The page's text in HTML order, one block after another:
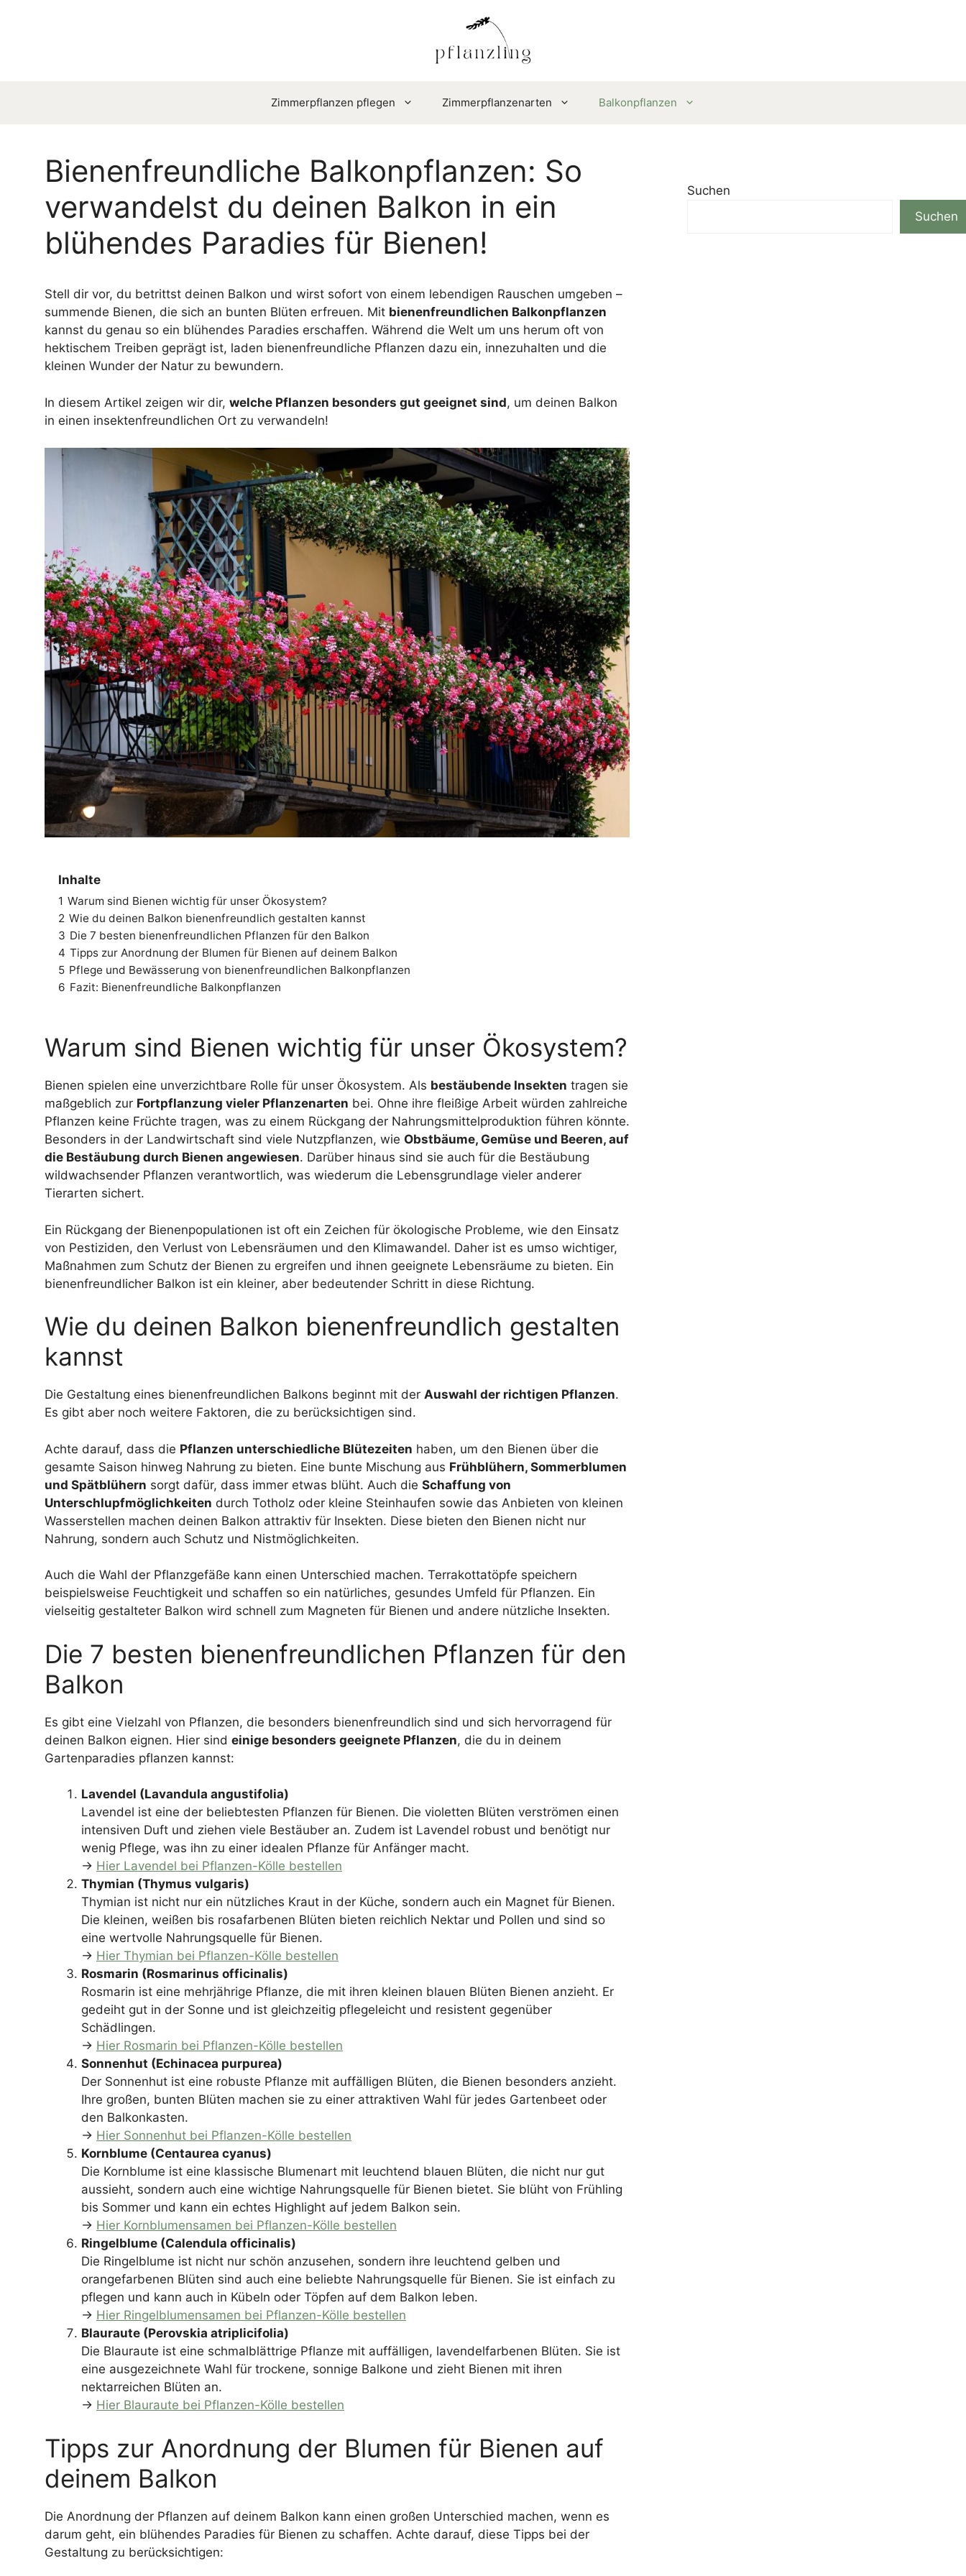
Zimmerpflanzen pflegen Zimmerpflanzenarten Balkonpflanzen
Bienenfreundliche Balkonpflanzen: So
verwandelst du deinen Balkon in ein
blühendes Paradies für Bienen!
Stell dir vor, du betrittst deinen Balkon und wirst sofort von einem lebendigen Rauschen umgeben –
summende Bienen, die sich an bunten Blüten erfreuen. Mit bienenfreundlichen Balkonpflanzen
kannst du genau so ein blühendes Paradies erschaffen. Während die Welt um uns herum oft von
hektischem Treiben geprägt ist, laden bienenfreundliche Pflanzen dazu ein, innezuhalten und die
kleinen Wunder der Natur zu bewundern.
In diesem Artikel zeigen wir dir, welche Pflanzen besonders gut geeignet sind, um deinen Balkon
in einen insektenfreundlichen Ort zu verwandeln!
Inhalte
1 Warum sind Bienen wichtig für unser Ökosystem?
2 Wie du deinen Balkon bienenfreundlich gestalten kannst
3 Die 7 besten bienenfreundlichen Pflanzen für den Balkon
4 Tipps zur Anordnung der Blumen für Bienen auf deinem Balkon
5 Pflege und Bewässerung von bienenfreundlichen Balkonpflanzen
6 Fazit: Bienenfreundliche Balkonpflanzen
Warum sind Bienen wichtig für unser Ökosystem?
Bienen spielen eine unverzichtbare Rolle für unser Ökosystem. Als bestäubende Insekten tragen sie
maßgeblich zur Fortpflanzung vieler Pflanzenarten bei. Ohne ihre fleißige Arbeit würden zahlreiche
Pflanzen keine Früchte tragen, was zu einem Rückgang der Nahrungsmittelproduktion führen könnte.
Besonders in der Landwirtschaft sind viele Nutzpflanzen, wie Obstbäume, Gemüse und Beeren, auf
die Bestäubung durch Bienen angewiesen. Darüber hinaus sind sie auch für die Bestäubung
wildwachsender Pflanzen verantwortlich, was wiederum die Lebensgrundlage vieler anderer
Tierarten sichert.
Ein Rückgang der Bienenpopulationen ist oft ein Zeichen für ökologische Probleme, wie den Einsatz
von Pestiziden, den Verlust von Lebensräumen und den Klimawandel. Daher ist es umso wichtiger,
Maßnahmen zum Schutz der Bienen zu ergreifen und ihnen geeignete Lebensräume zu bieten. Ein
bienenfreundlicher Balkon ist ein kleiner, aber bedeutender Schritt in diese Richtung.
Wie du deinen Balkon bienenfreundlich gestalten
kannst
Die Gestaltung eines bienenfreundlichen Balkons beginnt mit der Auswahl der richtigen Pflanzen.
Es gibt aber noch weitere Faktoren, die zu berücksichtigen sind.
Achte darauf, dass die Pflanzen unterschiedliche Blütezeiten haben, um den Bienen über die
gesamte Saison hinweg Nahrung zu bieten. Eine bunte Mischung aus Frühblühern, Sommerblumen
und Spätblühern sorgt dafür, dass immer etwas blüht. Auch die Schaffung von
Unterschlupfmöglichkeiten durch Totholz oder kleine Steinhaufen sowie das Anbieten von kleinen
Wasserstellen machen deinen Balkon attraktiv für Insekten. Diese bieten den Bienen nicht nur
Nahrung, sondern auch Schutz und Nistmöglichkeiten.
Auch die Wahl der Pflanzgefäße kann einen Unterschied machen. Terrakottatöpfe speichern
beispielsweise Feuchtigkeit und schaffen so ein natürliches, gesundes Umfeld für Pflanzen. Ein
vielseitig gestalteter Balkon wird schnell zum Magneten für Bienen und andere nützliche Insekten.
Die 7 besten bienenfreundlichen Pflanzen für den
Balkon
Es gibt eine Vielzahl von Pflanzen, die besonders bienenfreundlich sind und sich hervorragend für
deinen Balkon eignen. Hier sind einige besonders geeignete Pflanzen, die du in deinem
Gartenparadies pflanzen kannst:
Lavendel (Lavandula angustifolia)
Lavendel ist eine der beliebtesten Pflanzen für Bienen. Die violetten Blüten verströmen einen
intensiven Duft und ziehen viele Bestäuber an. Zudem ist Lavendel robust und benötigt nur
wenig Pflege, was ihn zu einer idealen Pflanze für Anfänger macht.
→ Hier Lavendel bei Pflanzen-Kölle bestellen
Thymian (Thymus vulgaris)
Thymian ist nicht nur ein nützliches Kraut in der Küche, sondern auch ein Magnet für Bienen.
Die kleinen, weißen bis rosafarbenen Blüten bieten reichlich Nektar und Pollen und sind so
eine wertvolle Nahrungsquelle für Bienen.
→ Hier Thymian bei Pflanzen-Kölle bestellen
Rosmarin (Rosmarinus officinalis)
Rosmarin ist eine mehrjährige Pflanze, die mit ihren kleinen blauen Blüten Bienen anzieht. Er
gedeiht gut in der Sonne und ist gleichzeitig pflegeleicht und resistent gegenüber
Schädlingen.
→ Hier Rosmarin bei Pflanzen-Kölle bestellen
Sonnenhut (Echinacea purpurea)
Der Sonnenhut ist eine robuste Pflanze mit auffälligen Blüten, die Bienen besonders anzieht.
Ihre großen, bunten Blüten machen sie zu einer attraktiven Wahl für jedes Gartenbeet oder
den Balkonkasten.
→ Hier Sonnenhut bei Pflanzen-Kölle bestellen
Kornblume (Centaurea cyanus)
Die Kornblume ist eine klassische Blumenart mit leuchtend blauen Blüten, die nicht nur gut
aussieht, sondern auch eine wichtige Nahrungsquelle für Bienen bietet. Sie blüht von Frühling
bis Sommer und kann ein echtes Highlight auf jedem Balkon sein.
→ Hier Kornblumensamen bei Pflanzen-Kölle bestellen
Ringelblume (Calendula officinalis)
Die Ringelblume ist nicht nur schön anzusehen, sondern ihre leuchtend gelben und
orangefarbenen Blüten sind auch eine beliebte Nahrungsquelle für Bienen. Sie ist einfach zu
pflegen und kann auch in Kübeln oder Töpfen auf dem Balkon leben.
→ Hier Ringelblumensamen bei Pflanzen-Kölle bestellen
Blauraute (Perovskia atriplicifolia)
Die Blauraute ist eine schmalblättrige Pflanze mit auffälligen, lavendelfarbenen Blüten. Sie ist
eine ausgezeichnete Wahl für trockene, sonnige Balkone und zieht Bienen mit ihren
nektarreichen Blüten an.
→ Hier Blauraute bei Pflanzen-Kölle bestellen
Tipps zur Anordnung der Blumen für Bienen auf
deinem Balkon
Die Anordnung der Pflanzen auf deinem Balkon kann einen großen Unterschied machen, wenn es
darum geht, ein blühendes Paradies für Bienen zu schaffen. Achte darauf, diese Tipps bei der
Gestaltung zu berücksichtigen:
Suchen
Suchen